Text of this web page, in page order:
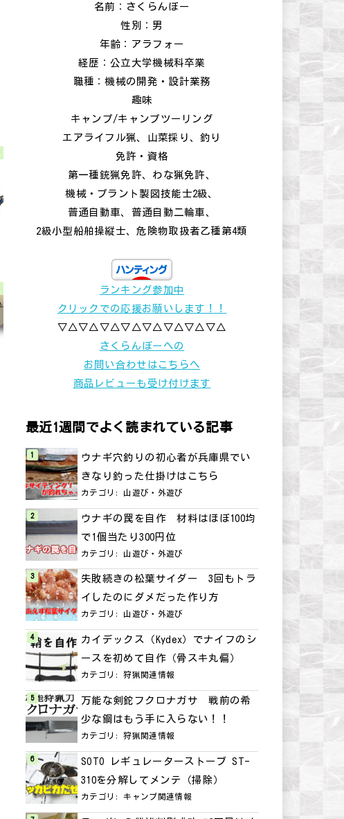
名前：さくらんぼー
性別：男
年齢：アラフォー
経歴：公立大学機械科卒業
職種：機械の開発・設計業務
趣味
キャンプ/キャンプツーリング
エアライフル猟、山菜採り、釣り
免許・資格
第一種銃猟免許、わな猟免許、
機械・プラント製図技能士2級、
普通自動車、普通自動二輪車、
2級小型船舶操縦士、危険物取扱者乙種第4類
ランキング参加中
クリックでの応援お願いします！！
▽△▽△▽△▽△▽△▽△▽△▽△
さくらんぼーへの
お問い合わせはこちらへ
商品レビューも受け付けます
最近1週間でよく読まれている記事
ウナギ穴釣りの初心者が兵庫県でい
きなり釣った仕掛けはこちら
カテゴリ: 山遊び・外遊び
ウナギの罠を自作 材料はほぼ100均
で1個当たり300円位
カテゴリ: 山遊び・外遊び
失敗続きの松葉サイダー 3回もトラ
イしたのにダメだった作り方
カテゴリ: 山遊び・外遊び
カイデックス（Kydex）でナイフのシ
ースを初めて自作（骨スキ丸偏）
カテゴリ:狩猟関連情報
万能な剣鉈フクロナガサ 戦前の希
少な鋼はもう手に入らない！！
カテゴリ:狩猟関連情報
SOTO レギュレーターストーブ ST-
310を分解してメンテ（掃除）
カテゴリ:キャンプ関連情報